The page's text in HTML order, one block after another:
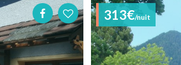
313€/nuit